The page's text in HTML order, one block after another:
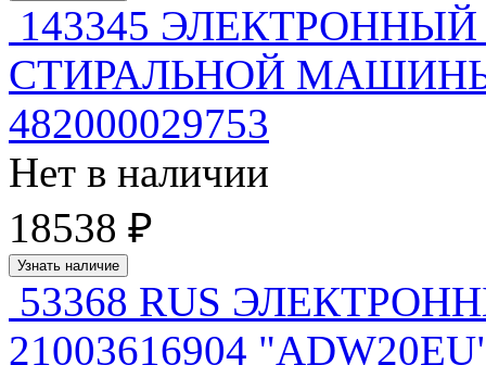
143345
СТИРАЛЬНОЙ МАШИНЫ
482000029753
Нет в наличии
18538 ₽
Узнать наличие
53368 RUS
21003616904